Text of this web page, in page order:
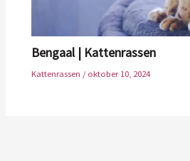
Bengaal | Kattenrassen
Kattenrassen /oktober 10, 2024